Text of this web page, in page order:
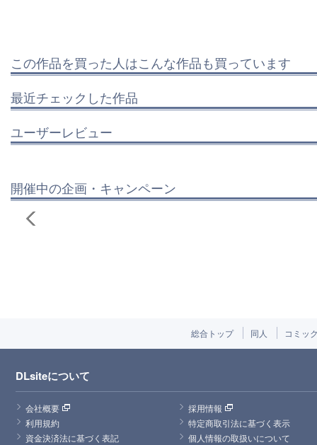
この作品を買った人はこんな作品も買っています
最近チェックした作品
ユーザーレビュー
開催中の企画・キャンペーン
総合トップ 同人 コミッ
DLsiteについて
会社概要
採用情報
利用規約
特定商取引法に基づく表示
資金決済法に基づく表記
個人情報の取扱いについて